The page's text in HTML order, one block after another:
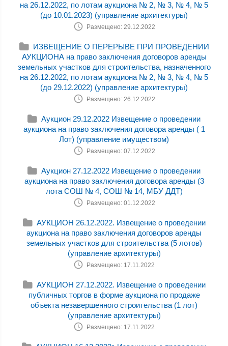
на 26.12.2022, по лотам аукциона № 2, № 3, № 4, № 5
(до 10.01.2023) (управление архитектуры)
Размещено: 29.12.2022
ИЗВЕЩЕНИЕ О ПЕРЕРЫВЕ ПРИ ПРОВЕДЕНИИ
АУКЦИОНА на право заключения договоров аренды
земельных участков для строительства, назначенного
на 26.12.2022, по лотам аукциона № 2, № 3, № 4, № 5
(до 29.12.2022) (управление архитектуры)
Размещено: 26.12.2022
Аукцион 29.12.2022 Извещение о проведении
аукциона на право заключения договора аренды ( 1
Лот) (управление имуществом)
Размещено: 07.12.2022
Аукцион 27.12.2022 Извещение о проведении
аукциона на право заключения договора аренды (3
лота СОШ № 4, СОШ № 14, МБУ ДДТ)
Размещено: 01.12.2022
АУКЦИОН 26.12.2022. Извещение о проведении
аукциона на право заключения договоров аренды
земельных участков для строительства (5 лотов)
(управление архитектуры)
Размещено: 17.11.2022
АУКЦИОН 27.12.2022. Извещение о проведении
публичных торгов в форме аукциона по продаже
объекта незавершенного строительства (1 лот)
(управление архитектуры)
Размещено: 17.11.2022